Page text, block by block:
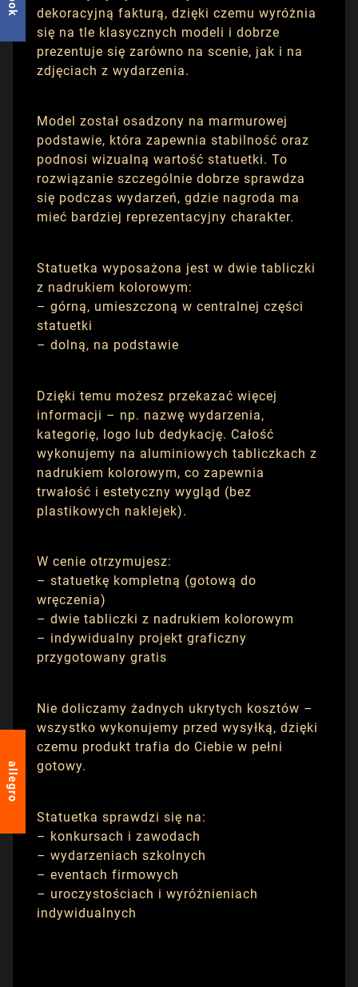
dekoracyjną fakturą, dzięki czemu wyróżnia
się na tle klasycznych modeli i dobrze
prezentuje się zarówno na scenie, jak i na
zdjęciach z wydarzenia.
Model został osadzony na marmurowej
podstawie, która zapewnia stabilność oraz
podnosi wizualną wartość statuetki. To
rozwiązanie szczególnie dobrze sprawdza
się podczas wydarzeń, gdzie nagroda ma
mieć bardziej reprezentacyjny charakter.
Statuetka wyposażona jest w dwie tabliczki
z nadrukiem kolorowym:
– górną, umieszczoną w centralnej części
statuetki
– dolną, na podstawie
Dzięki temu możesz przekazać więcej
informacji – np. nazwę wydarzenia,
kategorię, logo lub dedykację. Całość
wykonujemy na aluminiowych tabliczkach z
nadrukiem kolorowym, co zapewnia
trwałość i estetyczny wygląd (bez
plastikowych naklejek).
W cenie otrzymujesz:
– statuetkę kompletną (gotową do
wręczenia)
– dwie tabliczki z nadrukiem kolorowym
– indywidualny projekt graficzny
przygotowany gratis
Nie doliczamy żadnych ukrytych kosztów –
wszystko wykonujemy przed wysyłką, dzięki
czemu produkt trafia do Ciebie w pełni
gotowy.
Statuetka sprawdzi się na:
– konkursach i zawodach
– wydarzeniach szkolnych
– eventach firmowych
– uroczystościach i wyróżnieniach
indywidualnych
allegro